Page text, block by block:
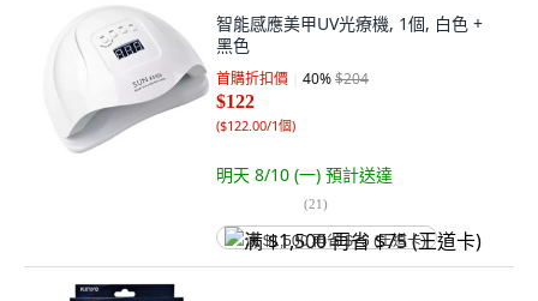
智能感應美甲UV光療機, 1個, 白色 +
黑色
首購折扣價 40%$204
$122
($122.00/1個)
明天 8/10 (一) 預計送達
(21)
满 $1,500 再省 $75 (王道卡)